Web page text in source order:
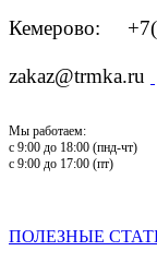
Кемерово:
zakaz@trmka.ru
Мы работаем:
с 9:00 до 18:00 (пнд-чт)
с 9:00 до 17:00 (пт)
ПОЛЕЗНЫЕ